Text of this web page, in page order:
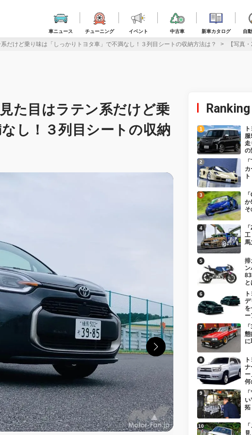
車ニュース チューニング イベント 中古車 新車カタログ 自
だけど乗り味は「しっかりトヨタ車」で不満なし！３列目シートの収納方法は？ 【写真
た目はラテン系だけど乗
し！３列目シートの収納
Ranking
走
の
か
そ
工
馬
排
ン
デ
を
ー
態
に
ナ
何
い
拓